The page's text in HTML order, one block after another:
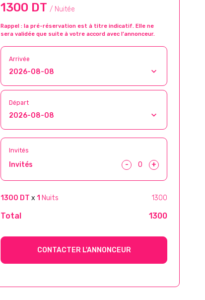
1300 DT / Nuitée
Rappel : la pré-réservation est à titre indicatif. Elle ne
sera validée que suite à votre accord avec l’annonceur.
Arrivée
Départ
Invités
Invités - +
1300 DT x 1 Nuits 1300
Total 1300
CONTACTER L'ANNONCEUR